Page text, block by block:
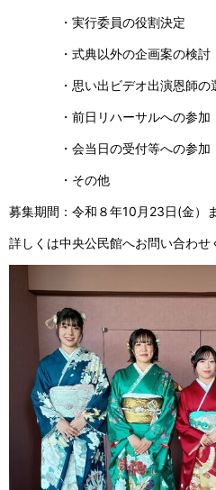
・実行委員の役割決定
・式典以外の企画案の検討
・思い出ビデオ出演恩師の選
・前日リハーサルへの参加
・会当日の受付等への参加
・その他
募集期間：令和８年10月23日(金）
詳しくは中央公民館へお問い合わせ